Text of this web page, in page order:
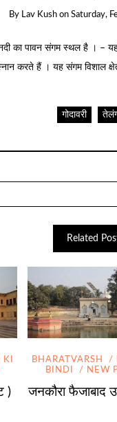
By Lav Kush on Saturday,
नदी का पावन संगम स्थल है । –
करते हैं । यह संगम विशाल
गोदावरी
Related
)
BHARATVARSH
BINDI
NEW
जनकौरा फैजाबाद